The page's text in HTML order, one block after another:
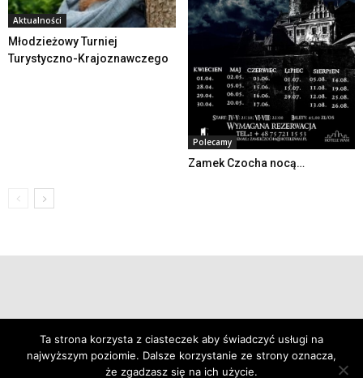
Aktualności
Młodzieżowy Turniej
Turystyczno-Krajoznawczego
Polecamy
Zamek Czocha nocą…
Ta strona korzysta z ciasteczek aby świadczyć usługi na
najwyższym poziomie. Dalsze korzystanie ze strony oznacza,
że zgadzasz się na ich użycie.